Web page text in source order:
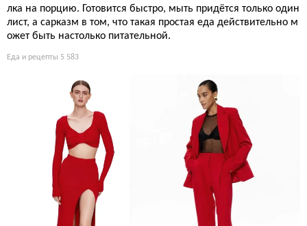
лка на порцию. Готовится быстро, мыть придётся только один
лист, а сарказм в том, что такая простая еда действительно м
ожет быть настолько питательной.
Еда и рецепты 5 583